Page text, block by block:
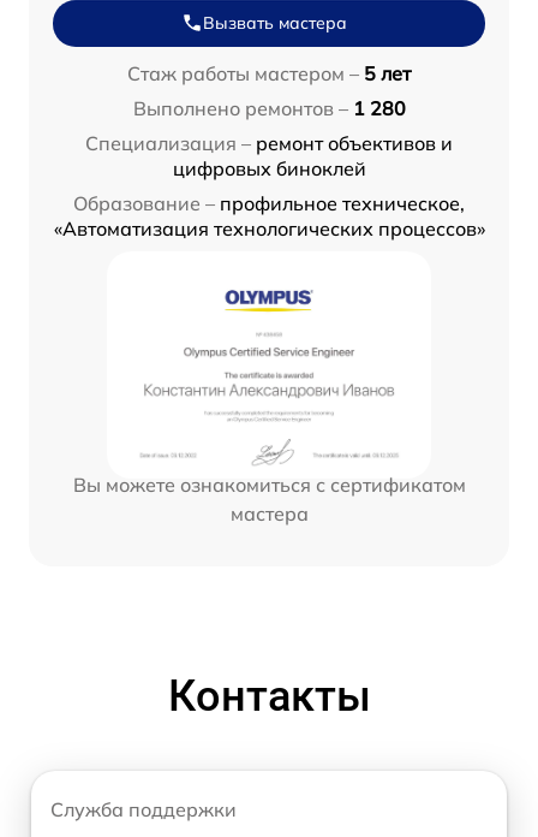
Вызвать мастера
Стаж работы мастером – 5 лет
Выполнено ремонтов – 1 280
Специализация – ремонт объективов и
цифровых биноклей
Образование – профильное техническое,
«Автоматизация технологических процессов»
Вы можете ознакомиться с сертификатом
мастера
Контакты
Служба поддержки